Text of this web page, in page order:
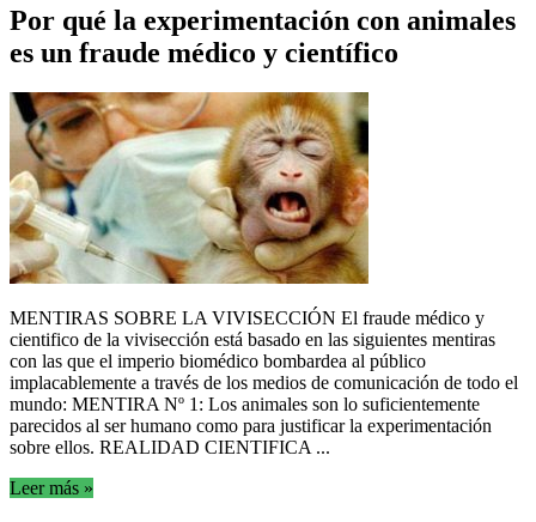
Por qué la experimentación con animales
es un fraude médico y científico
MENTIRAS SOBRE LA VIVISECCIÓN El fraude médico y
cientifico de la vivisección está basado en las siguientes mentiras
con las que el imperio biomédico bombardea al público
implacablemente a través de los medios de comunicación de todo el
mundo: MENTIRA Nº 1: Los animales son lo suficientemente
parecidos al ser humano como para justificar la experimentación
sobre ellos. REALIDAD CIENTIFICA ...
Leer más »